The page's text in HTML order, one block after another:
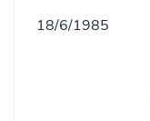
18/6/1985